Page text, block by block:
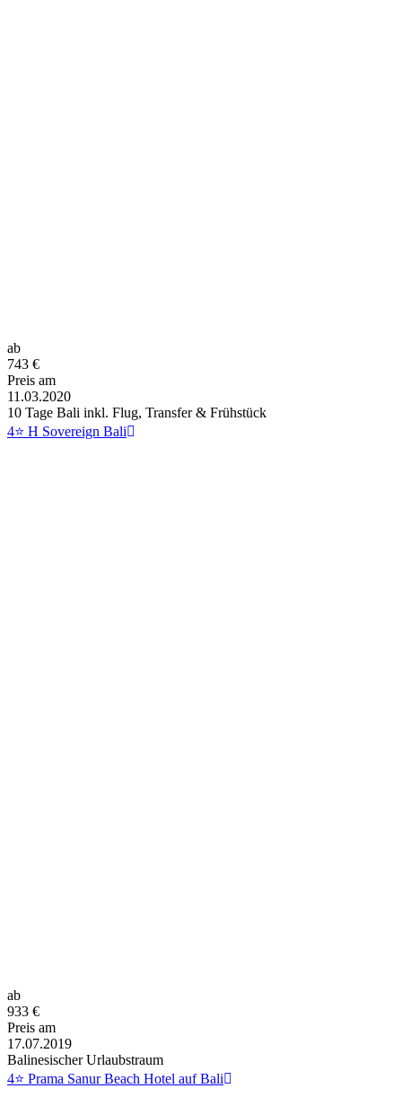
ab
743 €
Preis am
11.03.2020
10 Tage Bali inkl. Flug, Transfer & Frühstück
4⭐ H Sovereign Bali
ab
933 €
Preis am
17.07.2019
Balinesischer Urlaubstraum
4⭐ Prama Sanur Beach Hotel auf Bali